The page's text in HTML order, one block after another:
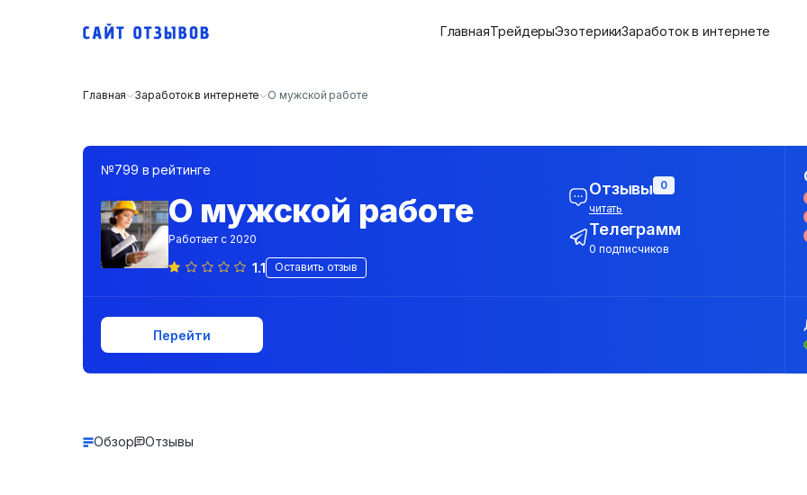
ГлавнаяТрейдерыЭзотерикиЗаработок в интернете
Главная Заработок в интернете О мужской работе
№799 в рейтинге
О мужской работе
Работает с 2020
1.1 Оставить отзыв
Отзывы 0
читать
Телеграмм
0 подписчиков
Перейти
Обзор Отзывы